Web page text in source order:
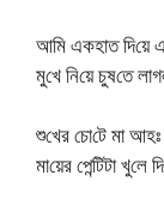
আ‌মি একহাত দি‌য়ে
মু‌খে নি‌য়ে চুষ‌তে
শু‌খের চো‌টে মা
মা‌য়ের পে‌ন্টিটা খু‌লে